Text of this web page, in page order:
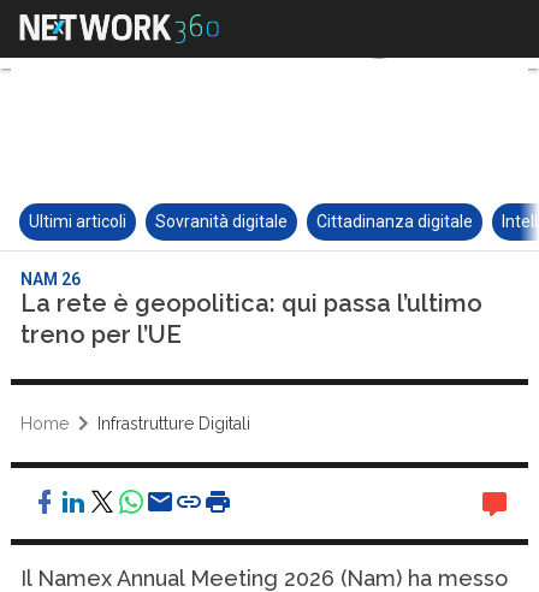
Ultimi articoli Sovranità digitale Cittadinanza digitale
NAM 26
La rete è geopolitica: qui passa l’ultimo
treno per l’UE
Home Infrastrutture Digitali
Il Namex Annual Meeting 2026 (Nam) ha messo